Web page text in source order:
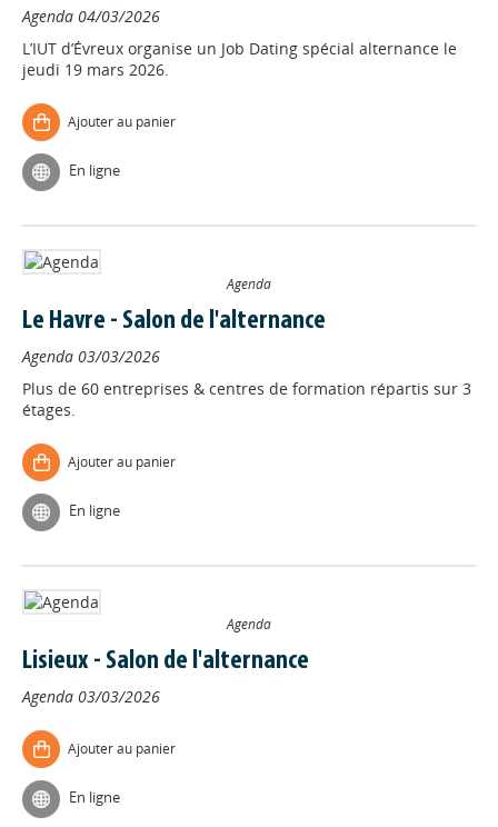
Agenda 04/03/2026
L’IUT d’Évreux organise un Job Dating spécial alternance le
jeudi 19 mars 2026.
Ajouter au panier
En ligne
Agenda
Le Havre - Salon de l'alternance
Agenda 03/03/2026
Plus de 60 entreprises & centres de formation répartis sur 3
étages.
Ajouter au panier
En ligne
Agenda
Lisieux - Salon de l'alternance
Agenda 03/03/2026
Ajouter au panier
En ligne